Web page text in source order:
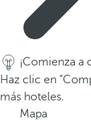
ó
n
d
¡Comienza a
Haz clic en
más hoteles.
Mapa